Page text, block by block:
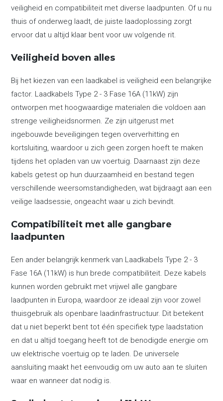
veiligheid en compatibiliteit met diverse laadpunten. Of u nu
thuis of onderweg laadt, de juiste laadoplossing zorgt
ervoor dat u altijd klaar bent voor uw volgende rit.
Veiligheid boven alles
Bij het kiezen van een laadkabel is veiligheid een belangrijke
factor. Laadkabels Type 2 - 3 Fase 16A (11kW) zijn
ontworpen met hoogwaardige materialen die voldoen aan
strenge veiligheidsnormen. Ze zijn uitgerust met
ingebouwde beveiligingen tegen oververhitting en
kortsluiting, waardoor u zich geen zorgen hoeft te maken
tijdens het opladen van uw voertuig. Daarnaast zijn deze
kabels getest op hun duurzaamheid en bestand tegen
verschillende weersomstandigheden, wat bijdraagt aan een
veilige laadsessie, ongeacht waar u zich bevindt.
Compatibiliteit met alle gangbare
laadpunten
Een ander belangrijk kenmerk van Laadkabels Type 2 - 3
Fase 16A (11kW) is hun brede compatibiliteit. Deze kabels
kunnen worden gebruikt met vrijwel alle gangbare
laadpunten in Europa, waardoor ze ideaal zijn voor zowel
thuisgebruik als openbare laadinfrastructuur. Dit betekent
dat u niet beperkt bent tot één specifiek type laadstation
en dat u altijd toegang heeft tot de benodigde energie om
uw elektrische voertuig op te laden. De universele
aansluiting maakt het eenvoudig om uw auto aan te sluiten
waar en wanneer dat nodig is.